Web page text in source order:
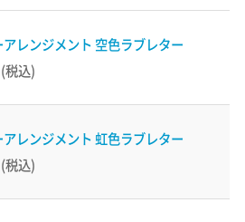
アレンジメント 空色ラブレター
(税込)
アレンジメント 虹色ラブレター
(税込)